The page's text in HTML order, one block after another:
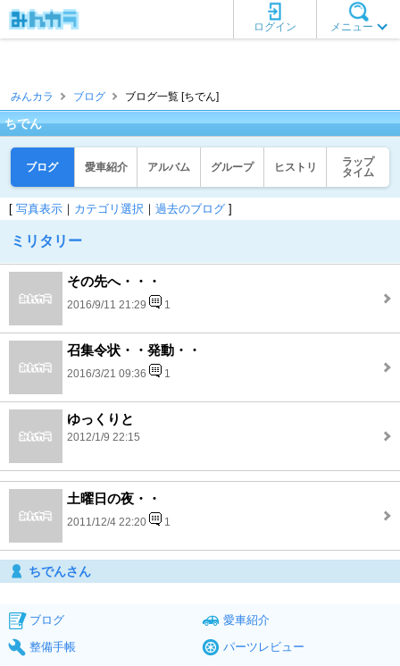
メニュー
ログイン
みんカラ ブログ ブログ一覧 [ちでん]
ちでん
ブログ 愛車紹介 アルバム グループ ヒストリ
ラップ
タイム
[ 写真表示 ｜ カテゴリ選択 ｜ 過去のブログ ]
ミリタリー
その先へ・・・
2016/9/11 21:29 1
召集令状・・発動・・
2016/3/21 09:36 1
ゆっくりと
2012/1/9 22:15
土曜日の夜・・
2011/12/4 22:20 1
ちでんさん
ブログ
愛車紹介
整備手帳
パーツレビュー